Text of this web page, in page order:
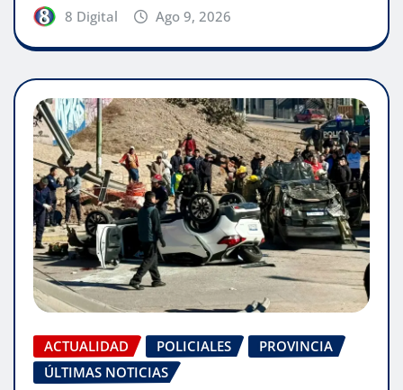
8 Digital Ago 9, 2026
ACTUALIDAD POLICIALES
PROVINCIA
ÚLTIMAS NOTICIAS